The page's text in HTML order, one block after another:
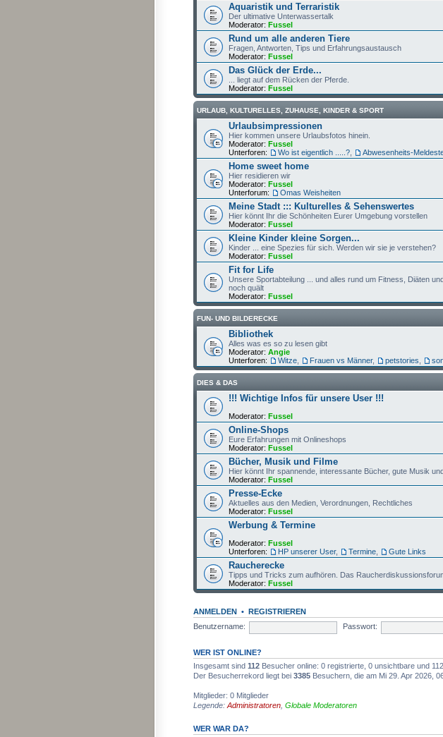
Aquaristik und Terraristik
Der ultimative Unterwassertalk
Moderator: Fussel
Rund um alle anderen Tiere
Fragen, Antworten, Tips und Erfahrungsaustausch
Moderator: Fussel
Das Glück der Erde...
... liegt auf dem Rücken der Pferde.
Moderator: Fussel
URLAUB, KULTURELLES, ZUHAUSE, KINDER & SPORT
Urlaubsimpressionen
Hier kommen unsere Urlaubsfotos hinein.
Moderator: Fussel
Unterforen:
Wo ist eigentlich .....? Abwesenheits-
Home sweet home
Hier residieren wir
Moderator: Fussel
Unterforum:
Omas Weisheiten
Meine Stadt ::: Kulturelles & Sehenswertes
Hier könnt Ihr die Schönheiten Eurer Umgebung vorstellen
Moderator: Fussel
Kleine Kinder kleine Sorgen...
Kinder ... eine Spezies für sich. Werden wir sie je verstehen?
Moderator: Fussel
Fit for Life
Unsere Sportabteilung ... und alles rund um Fitness, Diäten
noch quält
Moderator: Fussel
FUN- UND BILDERECKE
Bibliothek
Alles was es so zu lesen gibt
Moderator: Angie
Unterforen:
Witze Frauen vs Männer, petstories
DIES & DAS
!!! Wichtige Infos für unsere User !!!
Moderator: Fussel
Online-Shops
Eure Erfahrungen mit Onlineshops
Moderator: Fussel
Bücher, Musik und Filme
Hier könnt Ihr spannende, interessante Bücher, gute Musik
Moderator: Fussel
Presse-Ecke
Aktuelles aus den Medien, Verordnungen, Rechtliches
Moderator: Fussel
Werbung & Termine
Moderator: Fussel
Unterforen:
HP unserer User, Termine Gute Links
Raucherecke
Tipps und Tricks zum aufhören. Das
Moderator: Fussel
ANMELDEN • REGISTRIEREN
Benutzername:
Passwort:
WER IST ONLINE?
Insgesamt sind 112 Besucher online: 0 registrierte, 0 unsichtbare und
Der Besucherrekord liegt bei 3385 Besuchern, die am Mi 29. Apr 2026,
Mitglieder: 0 Mitglieder
Legende: Administratoren Globale Moderatoren
WER WAR DA?